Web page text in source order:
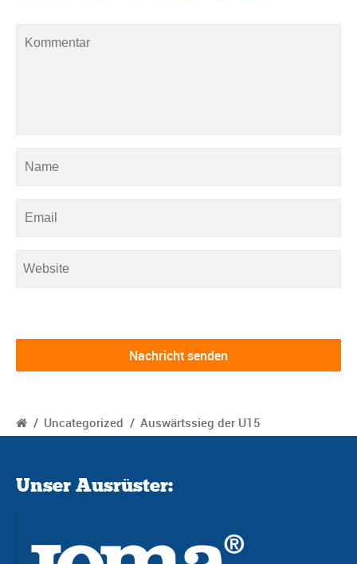
/ Uncategorized / Auswärtssieg der U15
Unser Ausrüster: